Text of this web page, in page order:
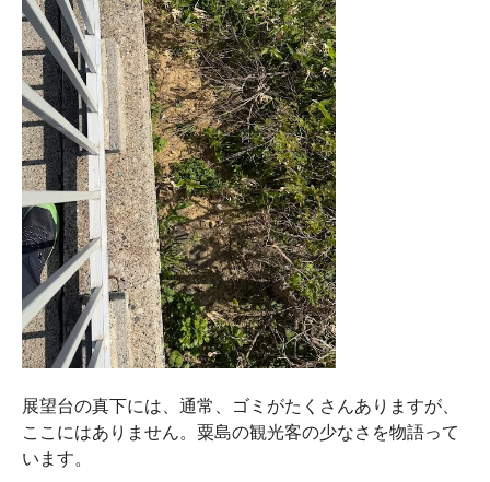
展望台の真下には、通常、ゴミがたくさんありますが、
ここにはありません。粟島の観光客の少なさを物語って
います。